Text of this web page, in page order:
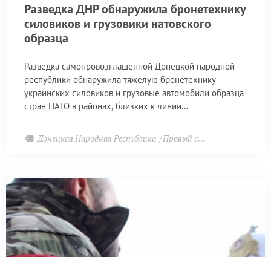
Разведка ДНР обнаружила бронетехнику
силовиков и грузовики натовского
образца
Разведка самопровозглашенной Донецкой народной
республики обнаружила тяжелую бронетехнику
украинских силовиков и грузовые автомобили образца
стран НАТО в районах, близких к линии
начальник пресс-службы оперативного командования
ДНР Даниил Безсонов.
Донецкая Народная Республика Правый сектор